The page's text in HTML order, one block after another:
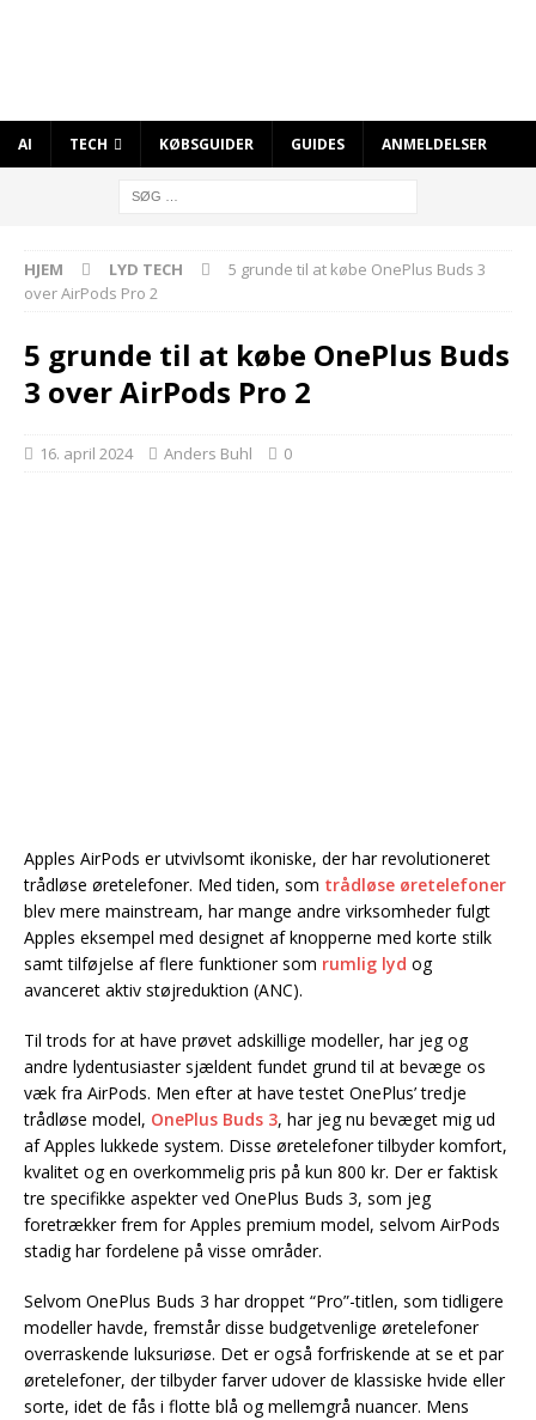
AI TECH KØBSGUIDER GUIDES ANMELDELSER
HJEM LYD TECH
5 grunde til at købe OnePlus Buds 3
over AirPods Pro 2
5 grunde til at købe OnePlus Buds
3 over AirPods Pro 2
16. april 2024 Anders Buhl 0
Apples AirPods er utvivlsomt ikoniske, der har revolutioneret
trådløse øretelefoner. Med tiden, som trådløse øretelefoner
blev mere mainstream, har mange andre virksomheder fulgt
Apples eksempel med designet af knopperne med korte stilk
samt tilføjelse af flere funktioner som rumlig lyd og
avanceret aktiv støjreduktion (ANC).
Til trods for at have prøvet adskillige modeller, har jeg og
andre lydentusiaster sjældent fundet grund til at bevæge os
væk fra AirPods. Men efter at have testet OnePlus’ tredje
trådløse model, OnePlus Buds 3, har jeg nu bevæget mig ud
af Apples lukkede system. Disse øretelefoner tilbyder komfort,
kvalitet og en overkommelig pris på kun 800 kr. Der er faktisk
tre specifikke aspekter ved OnePlus Buds 3, som jeg
foretrækker frem for Apples premium model, selvom AirPods
stadig har fordelene på visse områder.
Selvom OnePlus Buds 3 har droppet “Pro”-titlen, som tidligere
modeller havde, fremstår disse budgetvenlige øretelefoner
overraskende luksuriøse. Det er også forfriskende at se et par
øretelefoner, der tilbyder farver udover de klassiske hvide eller
sorte, idet de fås i flotte blå og mellemgrå nuancer. Mens